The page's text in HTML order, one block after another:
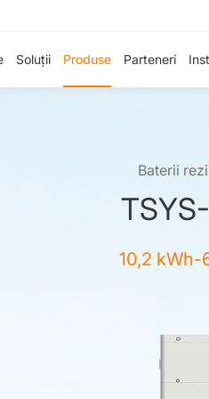
Soluții Produse Parteneri
Baterii
10,2 kWh-